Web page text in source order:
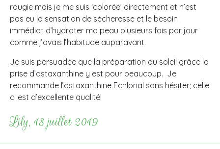
rougie mais je me suis ‘colorée’ directement et n’est
pas eu la sensation de sécheresse et le besoin
immédiat d’hydrater ma peau plusieurs fois par jour
comme j’avais l’habitude auparavant.
Je suis persuadée que la préparation au soleil grâce la
prise d’astaxanthine y est pour beaucoup. Je
recommande l’astaxanthine Echlorial sans hésiter; celle
ci est d’excellente qualité!
Lily, 18 juillet 2019